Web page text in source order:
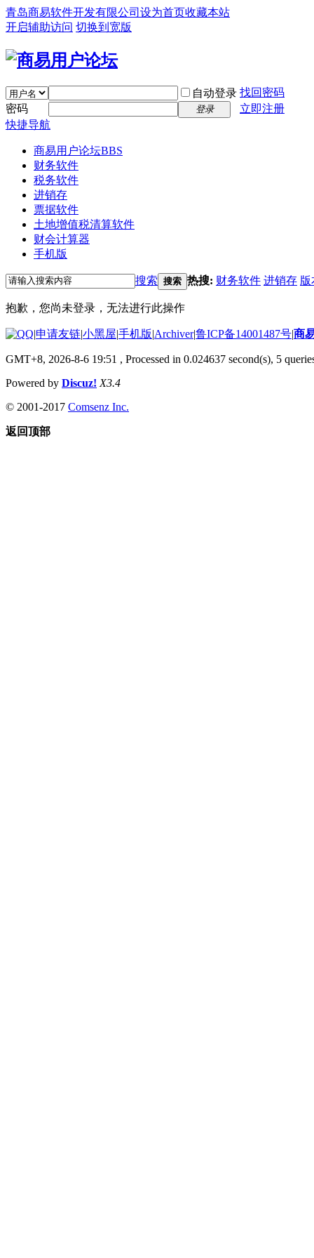
青岛商易软件开发有限公司 设为首页收藏本站
开启辅助访问 切换到宽版
自动登录 找回密码
密码
登录
立即注册
快捷导航
商易用户论坛BBS
财务软件
税务软件
进销存
票据软件
土地增值税清算软件
财会计算器
手机版
搜索 搜索 热搜: 财务软件 进销存 版
抱歉，您尚未登录，无法进行此操作
|申请友链|小黑屋|手机版|Archiver|鲁ICP备14001487号|商
GMT+8, 2026-8-6 19:51 , Processed in 0.024637 second(s), 5
Powered by Discuz! X3.4
© 2001-2017 Comsenz Inc.
返回顶部